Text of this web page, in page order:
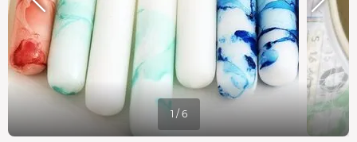
1 / 6